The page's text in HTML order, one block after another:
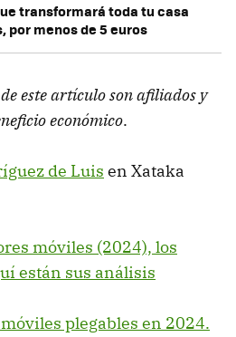
transformará toda tu casa
por menos de 5 euros
este artículo son afiliados y
económico.
de Luis en Xataka
móviles (2024), los
están sus análisis
plegables en 2024.